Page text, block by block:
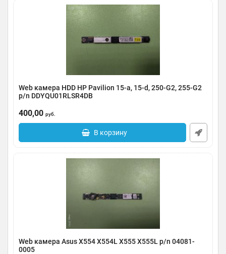
Web камера HDD HP Pavilion 15-a, 15-d, 250-G2, 255-G2
p/n DDYQU01RLSR4DB
400,00 руб.
В корзину
Web камера Asus X554 X554L X555 X555L p/n 04081-
0005